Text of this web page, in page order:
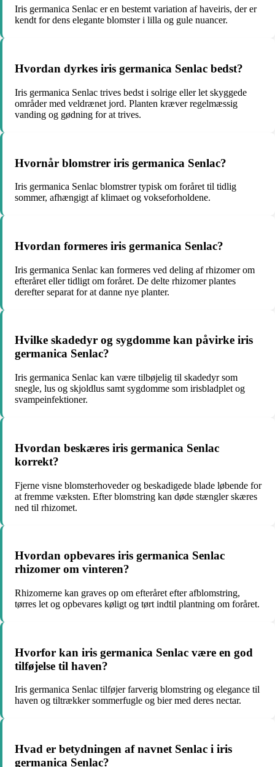
Iris germanica Senlac er en bestemt variation af haveiris, der er
kendt for dens elegante blomster i lilla og gule nuancer.
Hvordan dyrkes iris germanica Senlac bedst?
Iris germanica Senlac trives bedst i solrige eller let skyggede
områder med veldrænet jord. Planten kræver regelmæssig
vanding og gødning for at trives.
Hvornår blomstrer iris germanica Senlac?
Iris germanica Senlac blomstrer typisk om foråret til tidlig
sommer, afhængigt af klimaet og vokseforholdene.
Hvordan formeres iris germanica Senlac?
Iris germanica Senlac kan formeres ved deling af rhizomer om
efteråret eller tidligt om foråret. De delte rhizomer plantes
derefter separat for at danne nye planter.
Hvilke skadedyr og sygdomme kan påvirke iris
germanica Senlac?
Iris germanica Senlac kan være tilbøjelig til skadedyr som
snegle, lus og skjoldlus samt sygdomme som irisbladplet og
svampeinfektioner.
Hvordan beskæres iris germanica Senlac
korrekt?
Fjerne visne blomsterhoveder og beskadigede blade løbende for
at fremme væksten. Efter blomstring kan døde stængler skæres
ned til rhizomet.
Hvordan opbevares iris germanica Senlac
rhizomer om vinteren?
Rhizomerne kan graves op om efteråret efter afblomstring,
tørres let og opbevares køligt og tørt indtil plantning om foråret.
Hvorfor kan iris germanica Senlac være en god
tilføjelse til haven?
Iris germanica Senlac tilføjer farverig blomstring og elegance til
haven og tiltrækker sommerfugle og bier med deres nectar.
Hvad er betydningen af navnet Senlac i iris
germanica Senlac?